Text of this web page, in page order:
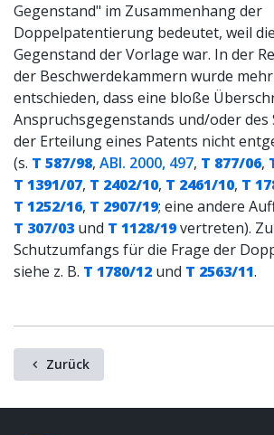
Gegenstand" im Zusammenhang der
Doppelpatentierung bedeutet, weil
Gegenstand der Vorlage war. In der
der Beschwerdekammern wurde
entschieden, dass eine bloße
Anspruchsgegenstands und/oder des
der Erteilung eines Patents nicht
(s. T 587/98, ABl. 2000, 497, T 877/06,
T 1391/07, T 2402/10, T 2461/10, T
T 1252/16, T 2907/19; eine andere
T 307/03 und T 1128/19vertreten).
Schutzumfangs für die Frage der
siehe z. B. T 1780/12und T 2563/11.
Zurück